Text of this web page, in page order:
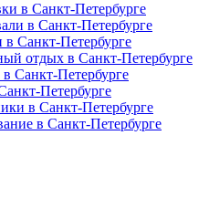
в Санкт-Петербурге
в Санкт-Петербурге
в Санкт-Петербурге
отдых в Санкт-Петербурге
Санкт-Петербурге
Петербурге
в Санкт-Петербурге
в Санкт-Петербурге